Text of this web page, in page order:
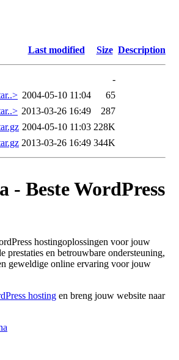
Last modified Size Description
-
2004-05-10 11:04
65
2013-03-26 16:49
287
2004-05-10 11:03 228K
2013-03-26 16:49 344K
- Beste WordPress
hostingoplossingen voor jouw
prestaties en betrouwbare ondersteuning,
geweldige online ervaring voor jouw
hosting en breng jouw website naar